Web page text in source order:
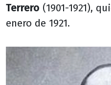
Terrero (1901-1921),
enero de 1921.